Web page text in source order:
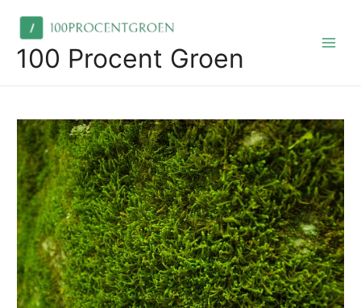
content100 Procent Groen